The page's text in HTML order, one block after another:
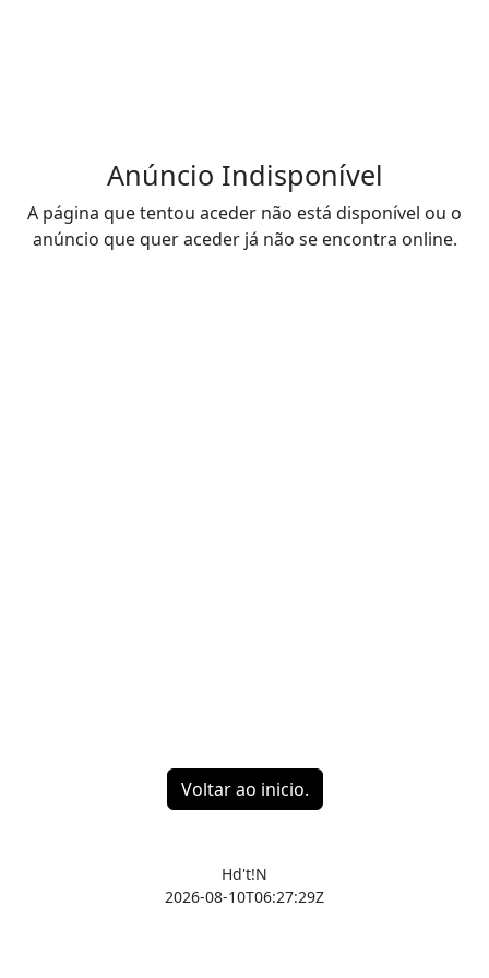
Anúncio Indisponível
A página que tentou aceder não está disponível ou o
anúncio que quer aceder já não se encontra online.
Voltar ao inicio.
Hd't!N
2026-08-10T06:27:29Z